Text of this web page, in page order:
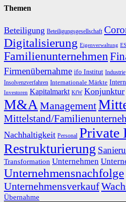
Themen
Beteiligung Beteiligungsgesellschaft
Digitalisierung Eigenverwaltung
Familienunternehmen
Firmenübernahme ifo Institut Industrie
Insolvenzverfahren Internationale Märkte
Investoren Kapitalmarkt KfW Konjunktur
M&A Management
Mittelstand/
Nachhaltigkeit Personal Private
Restrukturierung
Transformation Unternehmen
Unternehmensnachfolge
Unternehmensverkauf
Übernahme